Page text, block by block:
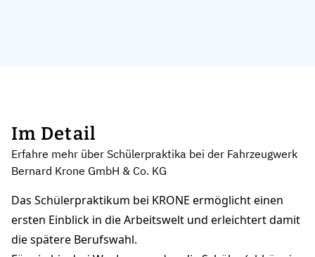
Im Detail
Erfahre mehr über Schülerpraktika bei der Fahrzeugwerk
Bernard Krone GmbH & Co. KG
Das Schülerpraktikum bei KRONE ermöglicht einen
ersten Einblick in die Arbeitswelt und erleichtert damit
die spätere Berufswahl.